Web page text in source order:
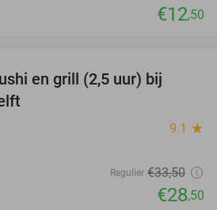
€12,50
en grill (2,5 uur) bij
9.1 star
Regulier €33,50
€28,50